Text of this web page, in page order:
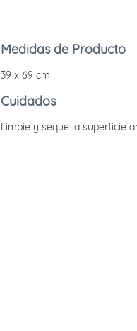
Medidas de Producto
39 x 69 cm
Cuidados
Limpie y seque la superficie